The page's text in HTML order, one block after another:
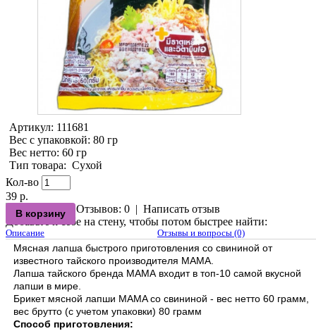
Артикул: 111681
Вес с упаковкой: 80 гр
Вес нетто: 60 гр
Тип товара: Сухой
Кол-во
39 р.
Отзывов: 0 | Написать отзыв
Добавьте к себе на стену, чтобы потом быстрее найти:
Описание Отзывы и вопросы (0)
Мясная лапша быстрого приготовления со свининой от
известного тайского производителя МАМА.
Лапша тайского бренда MAMА входит в топ-10 самой вкусной
лапши в мире.
Брикет мясной лапши MAMA со свининой - вес нетто 60 грамм,
вес брутто (с учетом упаковки) 80 грамм
Способ приготовления: